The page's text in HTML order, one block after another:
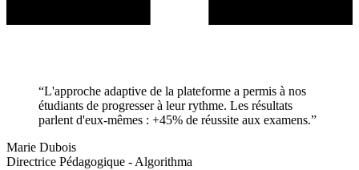
“L'approche adaptive de la plateforme a permis à nos
étudiants de progresser à leur rythme. Les résultats
parlent d'eux-mêmes : +45% de réussite aux examens.”
Marie Dubois
Directrice Pédagogique - Algorithma